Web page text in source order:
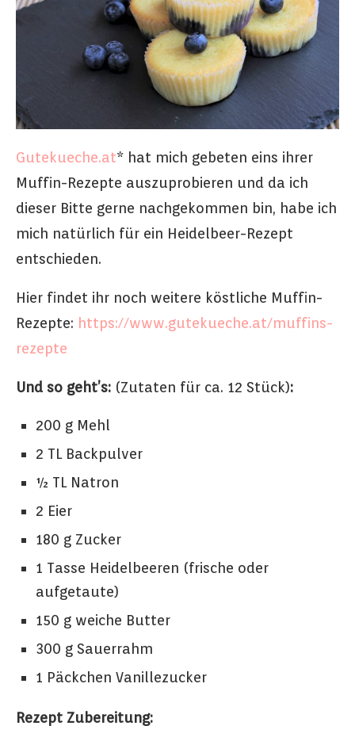
Gutekueche.at* hat mich gebeten eins ihrer
Muffin-Rezepte auszuprobieren und da ich
dieser Bitte gerne nachgekommen bin, habe ich
mich natürlich für ein Heidelbeer-Rezept
entschieden.
Hier findet ihr noch weitere köstliche Muffin-
Rezepte: https://www.gutekueche.at/muffins-
rezepte
Und so geht’s: (Zutaten für ca. 12 Stück):
200 g Mehl
2 TL Backpulver
½ TL Natron
2 Eier
180 g Zucker
1 Tasse Heidelbeeren (frische oder
aufgetaute)
150 g weiche Butter
300 g Sauerrahm
1 Päckchen Vanillezucker
Rezept Zubereitung: